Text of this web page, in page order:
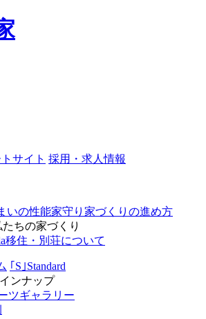
サイト 採用・求人情報
いの性能家守り 家づくりの進め方
たちの家づくり
移住・別荘について
｢S｣Standard
ンナップ
ツギャラリー